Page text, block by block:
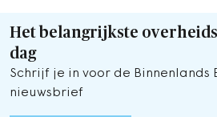
Het belangrijkste
dag
Schrijf je in voor de Binnenlands
nieuwsbrief